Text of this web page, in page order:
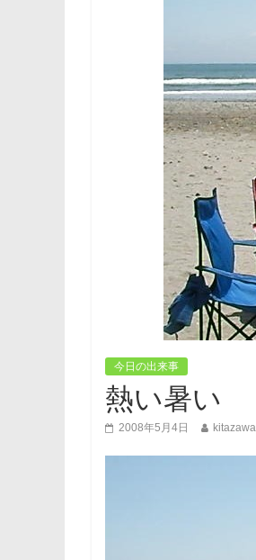
今日の出来事
熱い暑い
2008年5月4日 kitazawa